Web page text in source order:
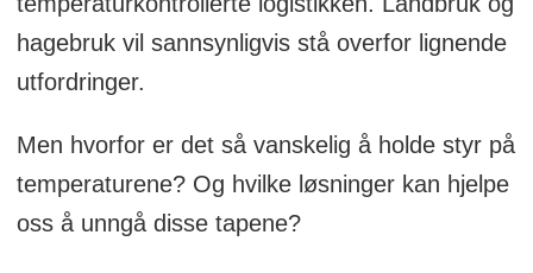
hagebruk vil sannsynligvis stå overfor lignende
utfordringer.
Men hvorfor er det så vanskelig å holde styr på
temperaturene? Og hvilke løsninger kan hjelpe
oss å unngå disse tapene?